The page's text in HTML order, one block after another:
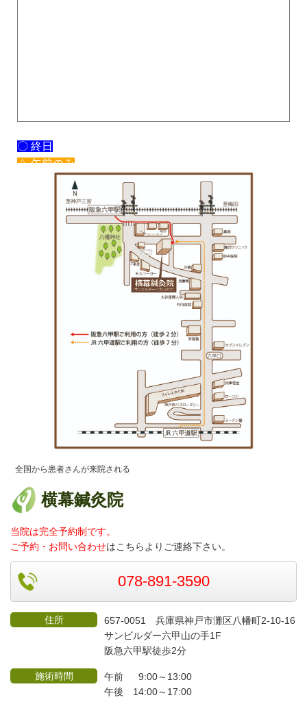
〇 終日
△ 午前のみ
全国から患者さんが来院される
横幕鍼灸院
当院は完全予約制です。
ご予約・お問い合わせはこちらよりご連絡下さい。
078-891-3590
住所
657-0051 兵庫県神戸市灘区八幡町2-10-16
サンビルダー六甲山の手1F
阪急六甲駅徒歩2分
施術時間
午前 9:00～13:00
午後 14:00～17:00